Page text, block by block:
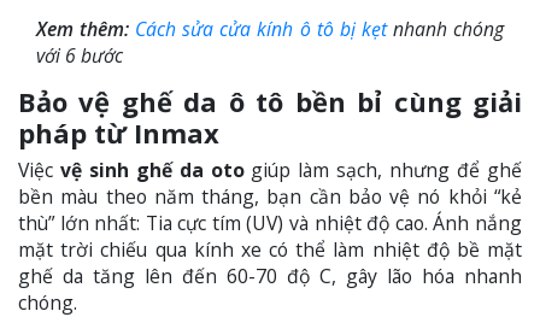
Xem thêm: Cách sửa cửa kính ô tô bị kẹtnhanh chóng
với 6 bước
Bảo vệ ghế da ô tô bền bỉ cùng giải
pháp từ Inmax
Việc vệ sinh ghế da otogiúp làm sạch, nhưng để ghế
bền màu theo năm tháng, bạn cần bảo vệ nó khỏi “kẻ
thù” lớn nhất: Tia cực tím (UV) và nhiệt độ cao. Ánh nắng
mặt trời chiếu qua kính xe có thể làm nhiệt độ bề mặt
ghế da tăng lên đến 60-70 độ C, gây lão hóa nhanh
chóng.